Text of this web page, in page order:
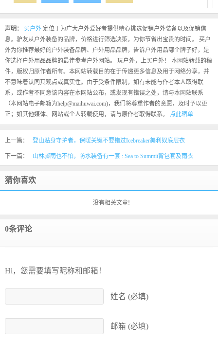
声明： 买户外 定位于为广大户外爱好者提供精心挑选促销户外装备以及促销信
息。驴友从户外装备的品牌，价格进行筛选决策，为你节省出宝贵的时间。 买户
外为你推荐最好的户外装备品牌、户外用品品牌，告诉户外用品哪个牌子好，是
你选择户外用品品牌的最佳参考户外网站。 玩户外，上买户外！ 本网站转载的稿
件，版权归原作者所有。本网站转载目的在于传递更多信息及用于网络分享，并
不意味着认同其观点或真实性。由于受条件限制，如有未能与作者本人取得联
系，或作者不同意该内容在本网站公布，或发现有错误之处，请与本网站联系
（本网站电子邮箱为help@maihuwai.com)，我们将尊重作者的意愿，及时予以更
正；如其他媒体、网站或个人转载使用，请与原作者取得联系。 点此晒单
上一篇： 登山贴身守护者，保暖关键不要错过Icebreaker美利奴底层衣
下一篇： 山林骤雨也不怕，防水装备有一套 : Sea to Summit背包套及雨衣
猜你喜欢
没有相关文章!
0条评论
Hi，您需要填写昵称和邮箱！
姓名 (必填)
邮箱 (必填)